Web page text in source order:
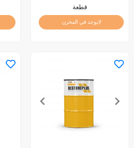
قطعة
لايوجد في المخزن